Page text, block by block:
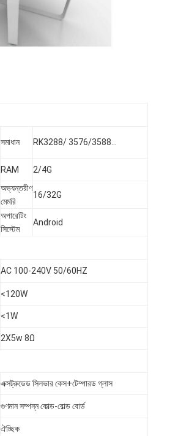
সমাধান RK3288/ 3576/3588...
RAM
2/4G
অভ্যন্তরীণ
মেমরি
16/32G
অপারেটিং
সিস্টেম
Android
AC 100-240V 50/60HZ
<120W
<1W
2X5w 8Ω
এক্সট্রুডেড সিলভার কেস+টেম্পারড গ্লাস
গুণমান সম্পন্ন কোল্ড-রোল্ড বোর্ড
ঐচ্ছিক